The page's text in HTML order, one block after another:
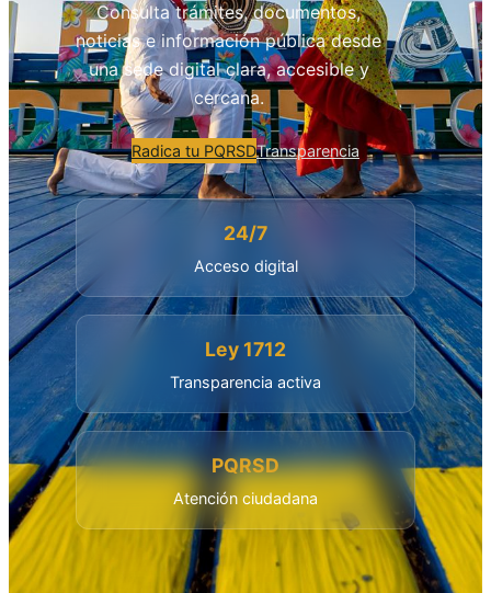
Consulta trámites, documentos,
noticias e información pública desde
una sede digital clara, accesible y
cercana.
Radica tu PQRSDTransparencia
24/7
Acceso digital
Ley 1712
Transparencia activa
PQRSD
Atención ciudadana